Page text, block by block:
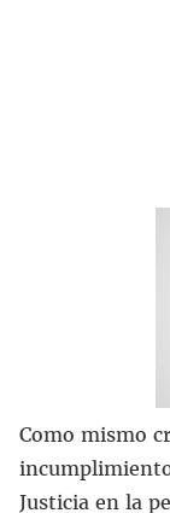
Como mismo
Justicia en la